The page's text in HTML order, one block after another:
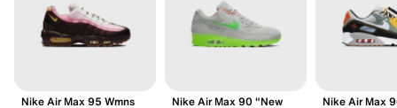
Nike Air Max 95 Wmns
Nike Air Max 90 "New
Nike Air Max